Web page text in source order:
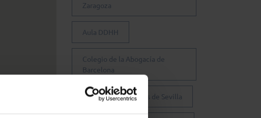
Zaragoza
Aula DDHH
Colegio de la Abogacía de
Barcelona
Colegio de Abogados de Sevilla